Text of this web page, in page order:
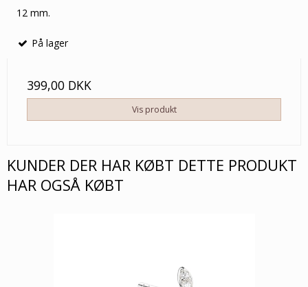
12 mm.
På lager
399,00 DKK
Vis produkt
KUNDER DER HAR KØBT DETTE PRODUKT
HAR OGSÅ KØBT